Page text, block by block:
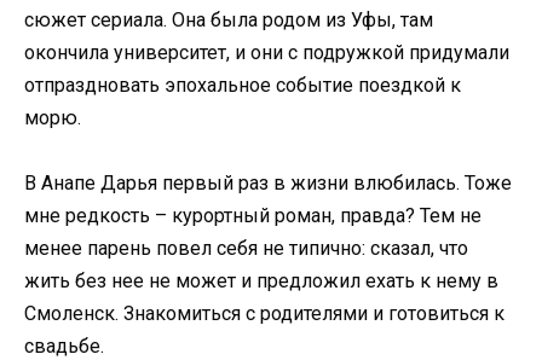
сюжет сериала. Она была родом из Уфы, там
окончила университет, и они с подружкой придумали
отпраздновать эпохальное событие поездкой к
морю.
В Анапе Дарья первый раз в жизни влюбилась. Тоже
мне редкость – курортный роман, правда? Тем не
менее парень повел себя не типично: сказал, что
жить без нее не может и предложил ехать к нему в
Смоленск. Знакомиться с родителями и готовиться к
свадьбе.